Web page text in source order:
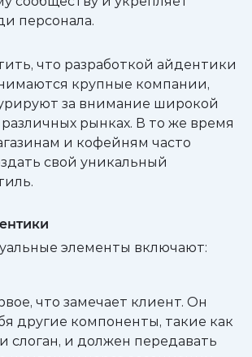
персонала.
что разработкой айдентики
крупные компании,
за внимание широкой
рынках. В то же время
и кофейням часто
свой уникальный
элементы включают:
что замечает клиент. Он
другие компоненты, такие как
слоган, и должен передавать